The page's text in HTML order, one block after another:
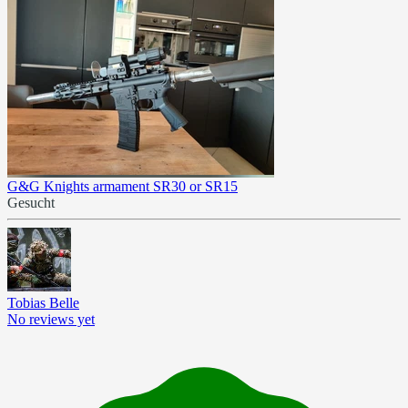
G&G Knights armament SR30 or SR15
Gesucht
Tobias Belle
No reviews yet